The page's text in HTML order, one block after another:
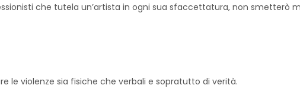
che tutela un’artista in ogni sua sfaccettatura, non smetterò
le violenze sia fisiche che verbali e sopratutto di verità.